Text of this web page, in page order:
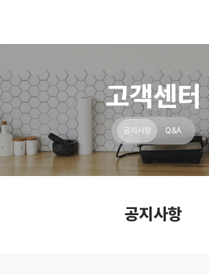
고객센터
공지사항 Q&A
공지사항